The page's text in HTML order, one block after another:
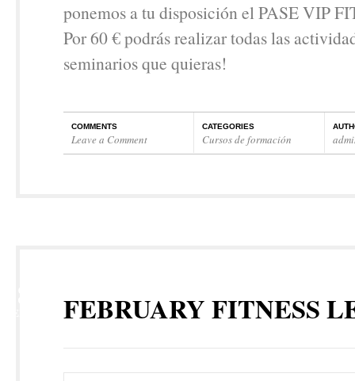
ponemos a tu disposición el PASE VIP
Por 60 € podrás realizar todas las
seminarios que quieras!
COMMENTS
Leave a Comment
CATEGORIES
Cursos de formación
FEBRUARY FITNESS